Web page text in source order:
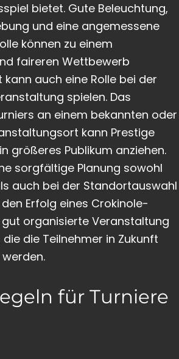
bietet. Gute Beleuchtung,
und eine angemessene
können zu einem
faireren Wettbewerb
kann auch eine Rolle bei der
spielen. Das
an einem bekannten oder
kann Prestige
größeres Publikum anziehen.
sorgfältige Planung sowohl
auch bei der Standortauswahl
Erfolg eines Crokinole-
gut organisierte Veranstaltung
die Teilnehmer in Zukunft
für Turniere